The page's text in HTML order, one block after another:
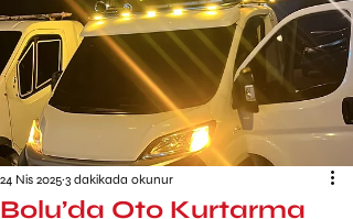
Bolu’da Oto Kurtarma
24 Nis 2025 3 dakikada okunur